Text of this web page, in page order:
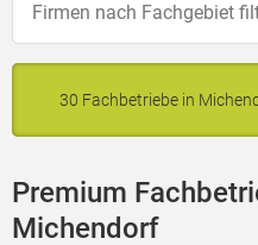
30 Fachbetriebe in
Premium
Michendorf